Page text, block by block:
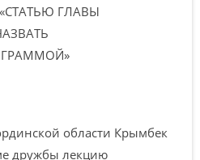
области Крымбек
дружбы лекцию